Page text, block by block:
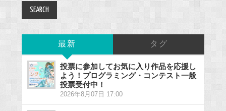
最新 タグ
投票に参加してお気に入り作品を応援し
よう！プログラミング・コンテスト一般
投票受付中！
2026年8月07日 17:00